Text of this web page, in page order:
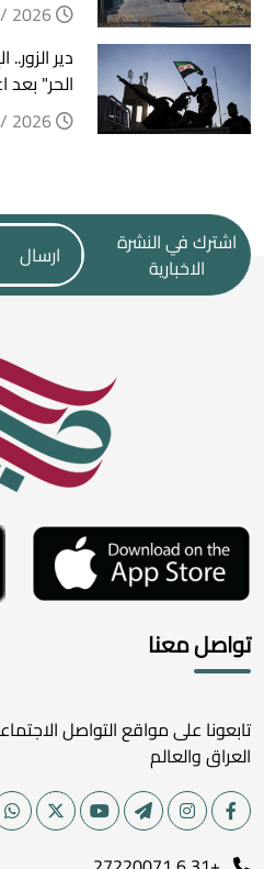
دير
الحر" بعد
اشترك في النشرة
الاخبارية
ارسال
تواصل معنا
تابعونا على مواقع التواصل
العراق والعالم